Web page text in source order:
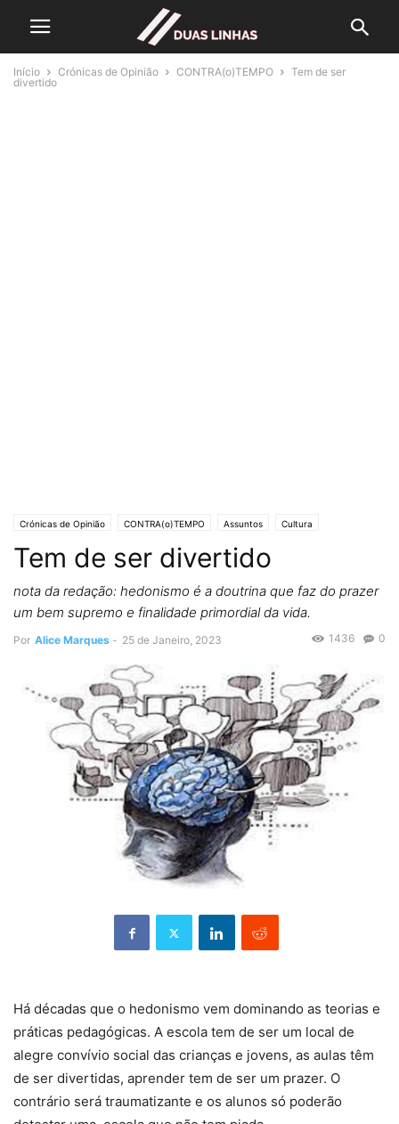
Início Crónicas de Opinião CONTRA(o)TEMPO
Tem de ser
divertido
Crónicas de Opinião CONTRA(o)TEMPO Assuntos Cultura
Lifestyle & Gadgets Editorias SOCIEDADE
Tem de ser divertido
nota da redação: hedonismo é a doutrina que faz do prazer
um bem supremo e finalidade primordial da vida.
Por Alice Marques - 25 de Janeiro, 2023 0
1436
Há décadas que o hedonismo vem dominando as teorias e
práticas pedagógicas. A escola tem de ser um local de
alegre convívio social das crianças e jovens, as aulas têm
de ser divertidas, aprender tem de ser um prazer. O
contrário será traumatizante e os alunos só poderão